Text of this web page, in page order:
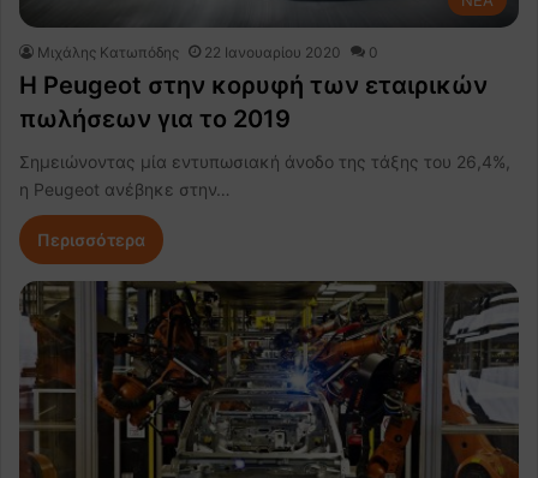
Μιχάλης Κατωπόδης 22 Ιανουαρίου 2020 0
H Peugeot στην κορυφή των εταιρικών
πωλήσεων για το 2019
Σημειώνοντας μία εντυπωσιακή άνοδο της τάξης του 26,4%,
η Peugeot ανέβηκε στην…
Περισσότερα